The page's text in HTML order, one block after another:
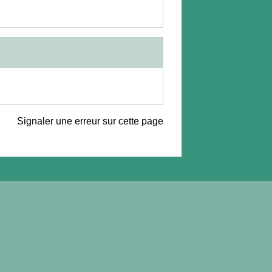
Signaler une erreur sur cette page